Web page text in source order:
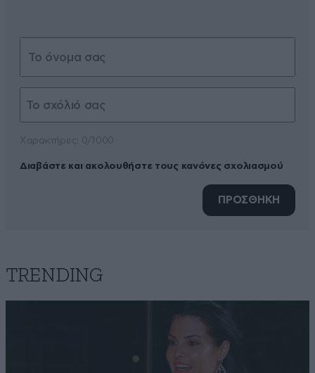
Διαβάστε και ακολουθήστε τους κανόνες σχολιασμού
ΠΡΟΣΘΗΚΗ
TRENDING